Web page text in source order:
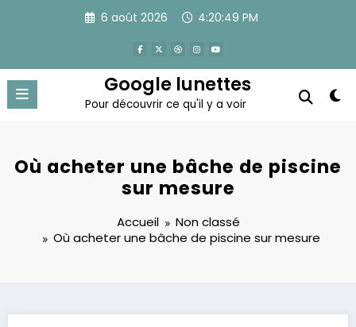
6 août 2026 4:20:49 PM
Google lunettes
Pour découvrir ce qu'il y a voir
Où acheter une bâche de piscine
sur mesure
Accueil
Non classé
Où acheter une bâche de piscine sur mesure